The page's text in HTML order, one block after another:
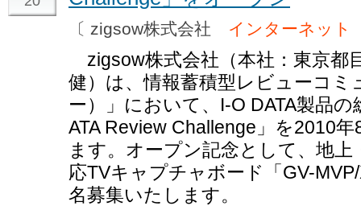
〔 zigsow株式会社 インターネット
zigsow株式会社（本社：東京都
健）は、情報蓄積型レビューコ
ー）」において、I-O DATA製品
ATA Review Challenge」を2010
ます。オープン記念として、地
応TVキャプチャボード「GV-
名募集いたします。